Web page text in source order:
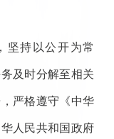
坚持以公开为常
及时分解至相关
严格遵守《中华
人民共和国政府